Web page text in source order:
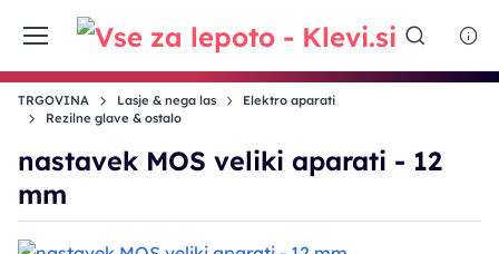
TRGOVINA Lasje & nega las
Elektro aparati
Rezilne glave & ostalo
nastavek MOS veliki aparati - 12
mm